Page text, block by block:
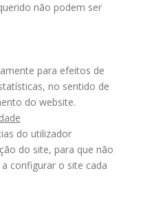
não podem ser
para efeitos de
no sentido de
do website.
do utilizador
do site, para que não
configurar o site cada